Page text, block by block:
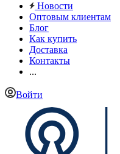
Новости
Оптовым клиентам
Блог
Как купить
Доставка
Контакты
...
Войти